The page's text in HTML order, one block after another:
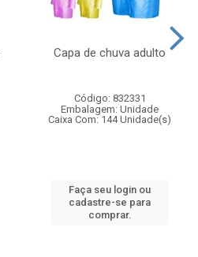
Capa de chuva adulto
Código: 832331
Embalagem: Unidade
Caixa Com: 144 Unidade(s)
Faça seu login ou
cadastre-se para
comprar.